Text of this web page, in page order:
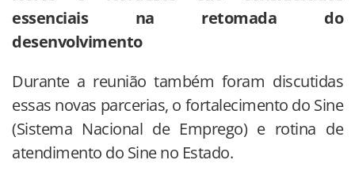
essenciais na retomada do
desenvolvimento
Durante a reunião também foram discutidas
essas novas parcerias, o fortalecimento do Sine
(Sistema Nacional de Emprego) e rotina de
atendimento do Sine no Estado.